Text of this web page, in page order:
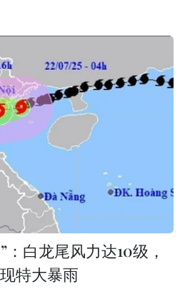
白龙尾风力达10级，
特大暴雨